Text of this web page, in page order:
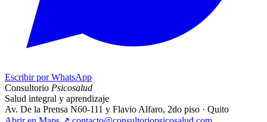
Escribir por WhatsApp
Consultorio Psicosalud
Salud integral y aprendizaje
Av. De la Prensa N60-111 y Flavio Alfaro, 2do piso · Quito